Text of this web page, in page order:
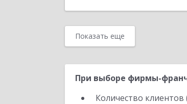
Показать еще
При выборе фирмы-
Количество